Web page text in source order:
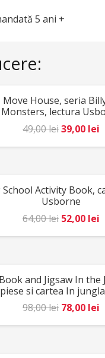
5 ani +
House, seria
Monsters, lectura
49,00leiPrețul
inițial
49,00 lei.
39,00 lei
Activity Book,
Usborne
64,00lei Prețul
inițial
64,00 lei.
52,00 lei
and Jigsaw In the
si cartea In
98,00lei Prețul
inițial
78,00 lei